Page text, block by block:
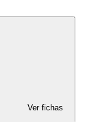
Ver fichas